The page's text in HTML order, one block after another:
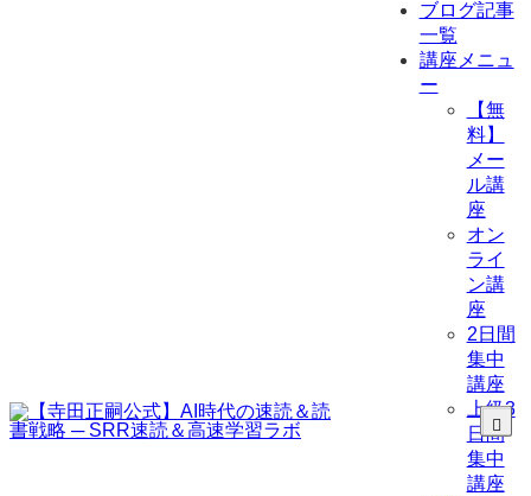
ブログ記事
一覧
講座メニュ
ー
【無
料】
メー
ル講
座
オン
ライ
ン講
座
2日間
集中
講座
上級3
日間
集中
講座